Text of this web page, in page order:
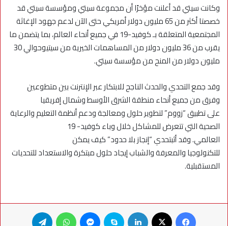
وكانت سيتي قد أعلنت مؤخرًا أن مجموعة سيتي ومؤسسة سيتي قد
خصصتا أكثر من 65 مليون دولار أمريكي حتى الآن لدعم جهود الإغاثة
المجتمعية المتعلقة بـ كوفيد-19 في جميع أنحاء العالم، بما يتضمن ما
يقرب من 36 مليون دولار من المساهمات الخيرية من سيتيوحوالي 30
مليون دولار من المنح من مؤسسة سيتي.
وقد جمع التحدي والحدث الناجح للابتكار عبر الإنترنت بين متطوعين
وفرق من جميع أنحاء منطقة الشرق الأوسط وشمال إفريقيا
على تطبيق “زووم” لتطوير حلول ومعالجة ودعم أنظمة التعليم والرعاية
الصحية التي تتعرض للمشاكل خلال وباء كوفيد- 19
العالمي. وقد أثبتحدي “إنجاز بلا حدود” كيف يمكن
للتكنولوجيا والمعرفة والشباب إيجاد حلول مبتكرة والاستعداد للتحديات
المستقبلية.
فيسبوك لينكدإن سكايب ماسنجر واتساب